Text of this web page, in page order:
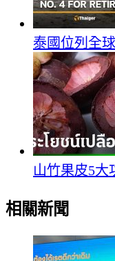
泰國位列全
山竹果皮5大
相關新聞